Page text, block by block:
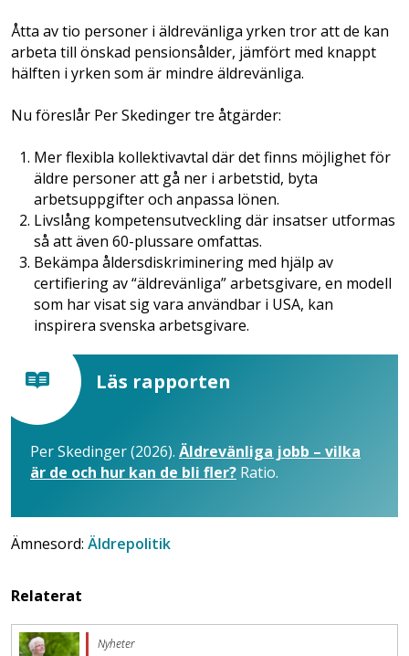
Åtta av tio personer i äldrevänliga yrken tror att de kan
arbeta till önskad pensionsålder, jämfört med knappt
hälften i yrken som är mindre äldrevänliga.
Nu föreslår Per Skedinger tre åtgärder:
Mer flexibla kollektivavtal där det finns möjlighet för
äldre personer att gå ner i arbetstid, byta
arbetsuppgifter och anpassa lönen.
Livslång kompetensutveckling där insatser utformas
så att även 60-plussare omfattas.
Bekämpa åldersdiskriminering med hjälp av
certifiering av “äldrevänliga” arbetsgivare, en modell
som har visat sig vara användbar i USA, kan
inspirera svenska arbetsgivare.
Läs rapporten
Per Skedinger (2026). Äldrevänliga jobb – vilka
är de och hur kan de bli fler? Ratio.
Ämnesord: Äldrepolitik
Relaterat
Nyheter